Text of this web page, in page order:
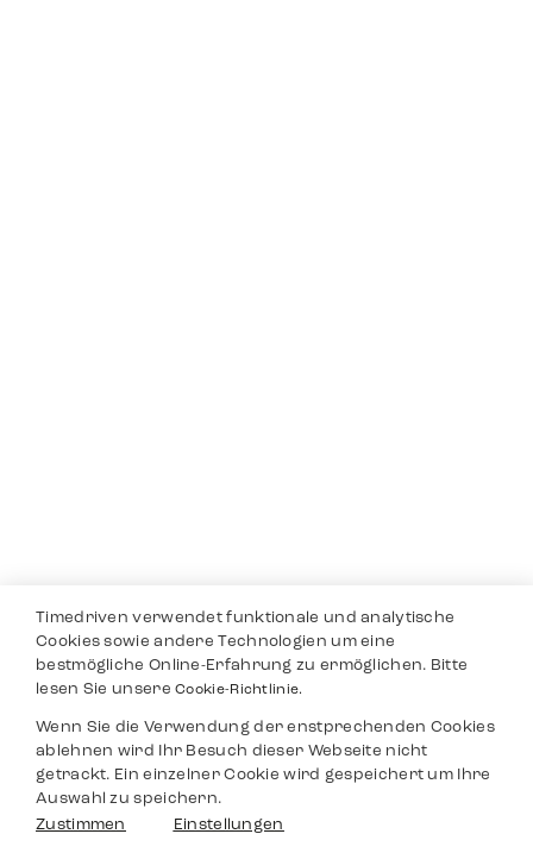
Timedriven verwendet funktionale und analytische
Cookies sowie andere Technologien um eine
bestmögliche Online-Erfahrung zu ermöglichen. Bitte
lesen Sie unsereCookie-Richtlinie.
Wenn Sie die Verwendung der enstprechenden Cookies
ablehnen wird Ihr Besuch dieser Webseite nicht
getrackt. Ein einzelner Cookie wird gespeichert um Ihre
Auswahl zu speichern.
Zustimmen
Einstellungen